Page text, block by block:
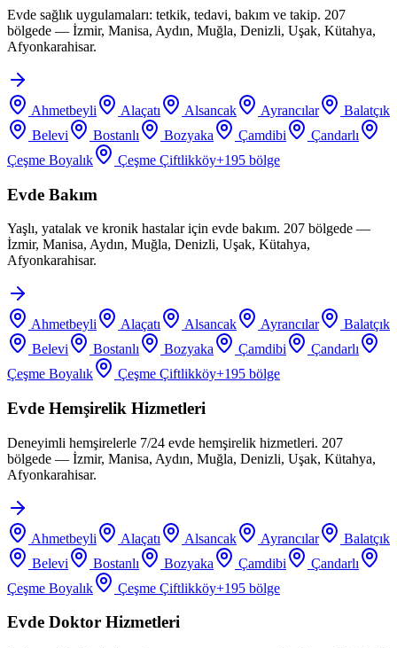
Evde sağlık uygulamaları: tetkik, tedavi, bakım ve takip. 207
bölgede — İzmir, Manisa, Aydın, Muğla, Denizli, Uşak, Kütahya,
Afyonkarahisar.
Ahmetbeyli Alaçatı Alsancak Ayrancılar
Balatçık
Belevi
Bostanlı Bozyaka Çamdibi
Çandarlı
Çeşme Boyalık
Çeşme Çiftlikköy+195 bölge
Evde Bakım
Yaşlı, yatalak ve kronik hastalar için evde bakım. 207 bölgede —
İzmir, Manisa, Aydın, Muğla, Denizli, Uşak, Kütahya,
Afyonkarahisar.
Ahmetbeyli Alaçatı Alsancak Ayrancılar
Balatçık
Belevi
Bostanlı Bozyaka Çamdibi
Çandarlı
Çeşme Boyalık
Çeşme Çiftlikköy+195 bölge
Evde Hemşirelik Hizmetleri
Deneyimli hemşirelerle 7/24 evde hemşirelik hizmetleri. 207
bölgede — İzmir, Manisa, Aydın, Muğla, Denizli, Uşak, Kütahya,
Afyonkarahisar.
Ahmetbeyli Alaçatı Alsancak Ayrancılar
Balatçık
Belevi
Bostanlı Bozyaka Çamdibi
Çandarlı
Çeşme Boyalık
Çeşme Çiftlikköy+195 bölge
Evde Doktor Hizmetleri